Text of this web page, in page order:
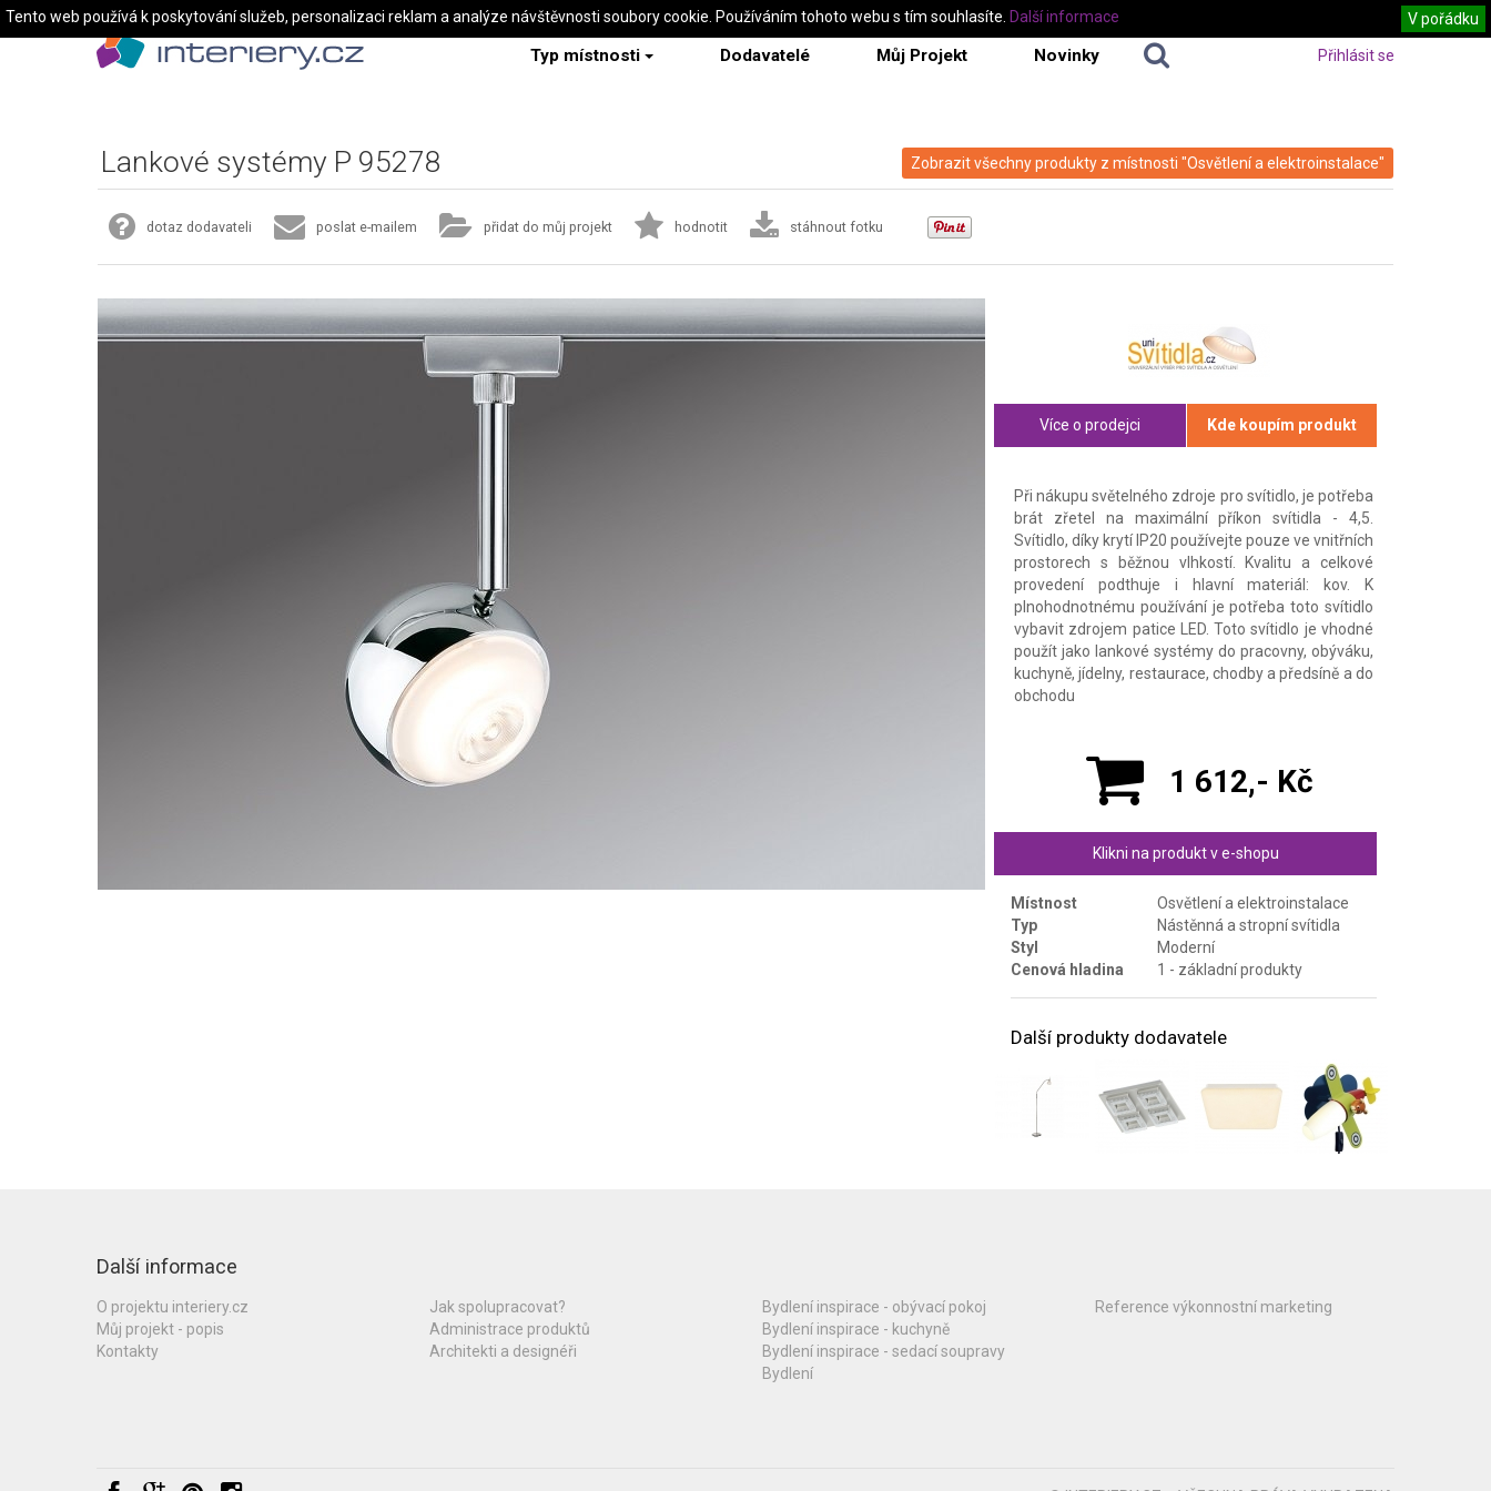
Typ místnosti Dodavatelé Můj Projekt Novinky Přihlásit se
Zobrazit všechny produkty z místnosti "Osvětlení a elektroinstalace"
Lankové systémy P 95278
dotaz dodavateli poslat e-mailem přidat do můj projekt hodnotit stáhnout fotku
Více o prodejci Kde koupím produkt
Při nákupu světelného zdroje pro svítidlo, je potřeba
brát zřetel na maximální příkon svítidla - 4,5.
Svítidlo, díky krytí IP20 používejte pouze ve vnitřních
prostorech s běžnou vlhkostí. Kvalitu a celkové
provedení podthuje i hlavní materiál: kov. K
plnohodnotnému používání je potřeba toto svítidlo
vybavit zdrojem patice LED. Toto svítidlo je vhodné
použít jako lankové systémy do pracovny, obýváku,
kuchyně, jídelny, restaurace, chodby a předsíně a do
obchodu
1 612,- Kč
Klikni na produkt v e-shopu
Místnost
Osvětlení a elektroinstalace
Typ
Nástěnná a stropní svítidla
Styl
Moderní
Cenová hladina
1 - základní produkty
Další produkty dodavatele
Další informace
O projektu interiery.cz
Můj projekt - popis
Kontakty
Jak spolupracovat?
Administrace produktů
Architekti a designéři
Bydlení inspirace - obývací pokoj
Bydlení inspirace - kuchyně
Bydlení inspirace - sedací soupravy
Bydlení
Reference výkonnostní marketing
Tento web používá k poskytování služeb, personalizaci reklam a analýze návštěvnosti soubory cookie. Používáním tohoto webu s tím souhlasíte. V pořádku
Další informace